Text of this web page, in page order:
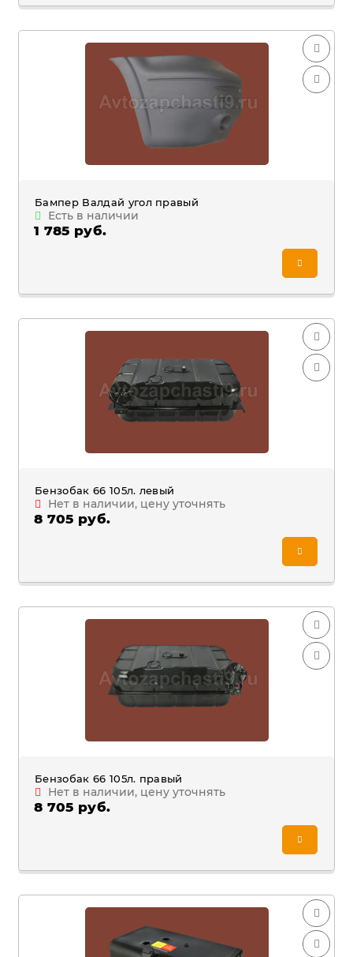
Бампер Валдай угол правый
Есть в наличии
1 785 руб.
Бензобак 66 105л. левый
Нет в наличии, цену уточнять
8 705 руб.
Бензобак 66 105л. правый
Нет в наличии, цену уточнять
8 705 руб.